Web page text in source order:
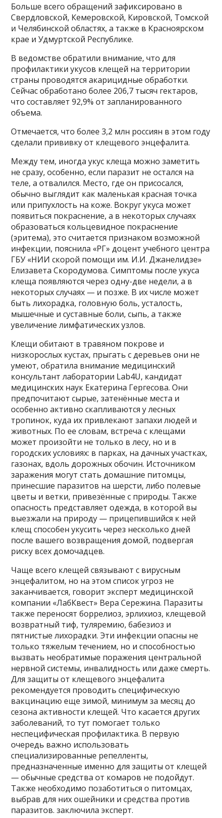
Больше всего обращений зафиксировано в
Свердловской, Кемеровской, Кировской, Томской
и Челябинской областях, а также в Красноярском
крае и Удмуртской Республике.
В ведомстве обратили внимание, что для
профилактики укусов клещей на территории
страны проводятся акарицидные обработки.
Сейчас обработано более 206,7 тысяч гектаров,
что составляет 92,9% от запланированного
объема.
Отмечается, что более 3,2 млн россиян в этом году
сделали прививку от клещевого энцефалита.
Между тем, иногда укус клеща можно заметить
не сразу, особенно, если паразит не остался на
теле, а отвалился. Место, где он присосался,
обычно выглядит как маленькая красная точка
или припухлость на коже. Вокруг укуса может
появиться покраснение, а в некоторых случаях
образоваться кольцевидное покраснение
(эритема), это считается признаком возможной
инфекции, пояснила «РГ» доцент учебного центра
ГБУ «НИИ скорой помощи им. И.И. Джанелидзе»
Елизавета Скородумова. Симптомы после укуса
клеща появляются через одну-две недели, а в
некоторых случаях — и позже. В их числе может
быть лихорадка, головную боль, усталость,
мышечные и суставные боли, сыпь, а также
увеличение лимфатических узлов.
Клещи обитают в травяном покрове и
низкорослых кустах, прыгать с деревьев они не
умеют, обратила внимание медицинский
консультант лаборатории Lab4U, кандидат
медицинских наук Екатерина Гергесова. Они
предпочитают сырые, затенённые места и
особенно активно скапливаются у лесных
тропинок, куда их привлекают запахи людей и
животных. По ее словам, встреча с клещами
может произойти не только в лесу, но и в
городских условиях: в парках, на дачных участках,
газонах, вдоль дорожных обочин. Источником
заражения могут стать домашние питомцы,
принесшие паразитов на шерсти, либо полевые
цветы и ветки, привезённые с природы. Также
опасность представляет одежда, в которой вы
выезжали на природу — прицепившийся к ней
клещ способен укусить через несколько дней
после вашего возвращения домой, подвергая
риску всех домочадцев.
Чаще всего клещей связывают с вирусным
энцефалитом, но на этом список угроз не
заканчивается, говорит эксперт медицинской
компании «ЛабКвест» Вера Сережина. Паразиты
также переносят боррелиоз, эрлихиоз, клещевой
возвратный тиф, туляремию, бабезиоз и
пятнистые лихорадки. Эти инфекции опасны не
только тяжелым течением, но и способностью
вызвать необратимые поражения центральной
нервной системы, инвалидность или даже смерть.
Для защиты от клещевого энцефалита
рекомендуется проводить специфическую
вакцинацию еще зимой, минимум за месяц до
сезона активности клещей. Что касается других
заболеваний, то тут помогает только
неспецифическая профилактика. В первую
очередь важно использовать
специализированные репелленты,
предназначенные именно для защиты от клещей
— обычные средства от комаров не подойдут.
Также необходимо позаботиться о питомцах,
выбрав для них ошейники и средства против
паразитов. заключила эксперт.